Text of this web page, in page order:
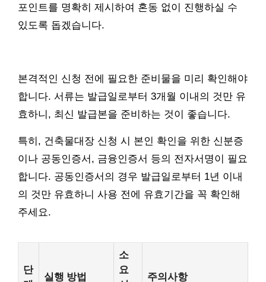
포인트를 명확히 제시하여 혼동 없이 진행하실 수
있도록 돕겠습니다.
본격적인 신청 전에 필요한 준비물을 미리 확인해야
합니다. 서류는 발급일로부터 3개월 이내의 것만 유
효하니, 최신 발급본을 준비하는 것이 좋습니다.
특히, 건축물대장 신청 시 본인 확인을 위한 신분증
이나 공동인증서, 금융인증서 등의 전자서명이 필요
합니다. 공동인증서의 경우 발급일로부터 1년 이내
의 것만 유효하니 사용 전에 유효기간을 꼭 확인해
주세요.
단
실행 방법
소
요
주의사항